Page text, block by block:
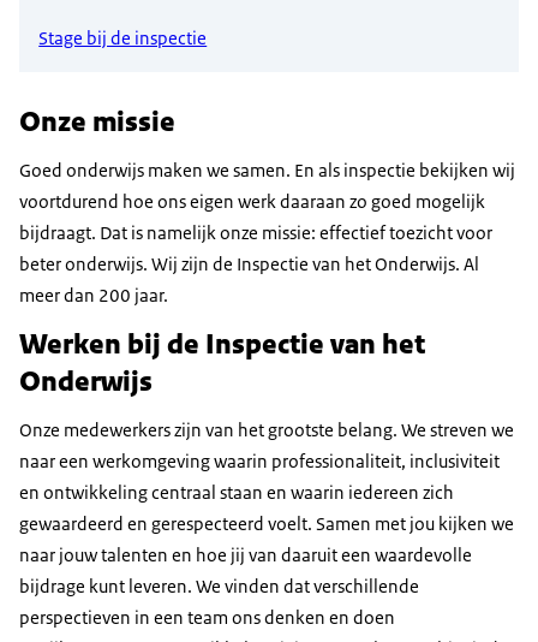
Stage bij de inspectie
Onze missie
Goed onderwijs maken we samen. En als inspectie bekijken wij
voortdurend hoe ons eigen werk daaraan zo goed mogelijk
bijdraagt. Dat is namelijk onze missie: effectief toezicht voor
beter onderwijs. Wij zijn de Inspectie van het Onderwijs. Al
meer dan 200 jaar.
Werken bij de Inspectie van het
Onderwijs
Onze medewerkers zijn van het grootste belang. We streven we
naar een werkomgeving waarin professionaliteit, inclusiviteit
en ontwikkeling centraal staan en waarin iedereen zich
gewaardeerd en gerespecteerd voelt. Samen met jou kijken we
naar jouw talenten en hoe jij van daaruit een waardevolle
bijdrage kunt leveren. We vinden dat verschillende
perspectieven in een team ons denken en doen